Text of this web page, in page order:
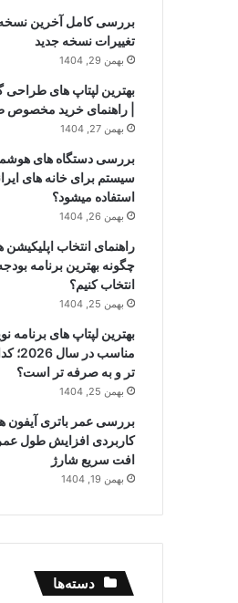
تغییرات نسخه جدید
بهمن 29, 1404
| راهنمای خرید مخصوص
بهمن 27, 1404
بررسی دستگاه های
سیستم برای خانه های
استفاده میشود؟
بهمن 26, 1404
راهنمای انتخاب
چگونه بهترین برنامه
انتخاب کنیم؟
بهمن 25, 1404
بهترین لپتاپ های
تر و به صرفه تر است؟
بهمن 25, 1404
کاربردی افزایش طول
افت سریع شارژ
بهمن 19, 1404
دسته‌ها